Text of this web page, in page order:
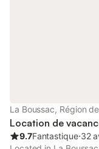
La Boussac, Région
Location de
9.7Fantastique⋅32